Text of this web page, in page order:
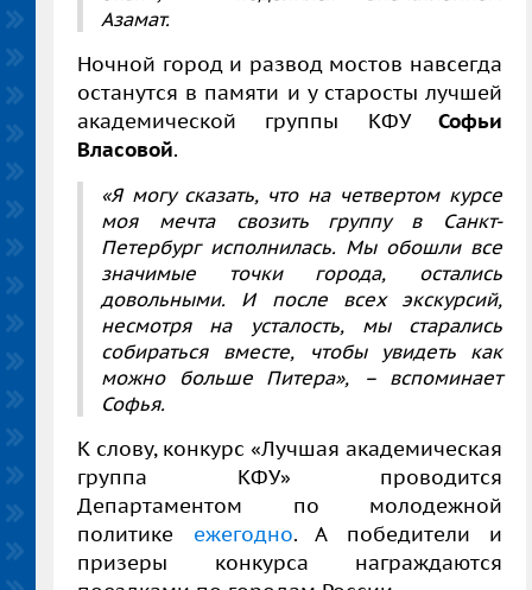
Азамат.
Ночной город и развод мостов навсегда
останутся в памяти и у старосты лучшей
академической группы КФУ Софьи
Власовой.
«Я могу сказать, что на четвертом курсе
моя мечта свозить группу в Санкт-
Петербург исполнилась. Мы обошли все
значимые точки города, остались
довольными. И после всех экскурсий,
несмотря на усталость, мы старались
собираться вместе, чтобы увидеть как
можно больше Питера», – вспоминает
Софья.
К слову, конкурс «Лучшая академическая
группа КФУ» проводится
Департаментом по молодежной
политике ежегодно. А победители и
призеры конкурса награждаются